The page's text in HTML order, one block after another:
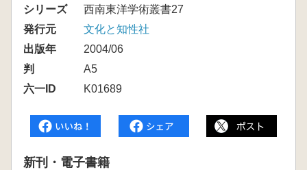
シリーズ
西南東洋学術叢書27
発行元
文化と知性社
出版年
2004/06
判
A5
六一ID
K01689
新刊・電子書籍